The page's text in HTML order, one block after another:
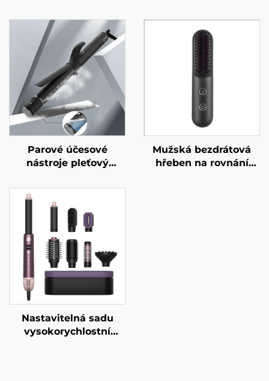
Parové účesové
nástroje pleťový
holicí žehličky váleček
vlnovačka stylovací
nástroje dočasné
ohýbání vlasů
elektrický curler
Mužská bezdrátová
hřeben na rovnání
Nastavitelná sadu
vysokorychlostní